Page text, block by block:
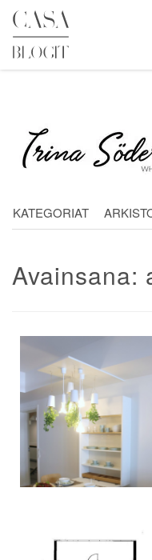
Skip
content
KATEGORIAT
Avainsana:
Artikkelien
selaus